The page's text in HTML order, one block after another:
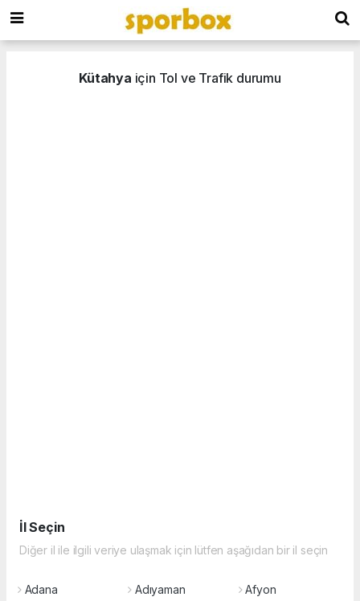
Kütahya için Tol ve Trafik durumu
İl Seçin
Diğer il ile ilgili veriye ulaşmak için lütfen aşağıdan bir il seçin
Adana Adıyaman
Afyon